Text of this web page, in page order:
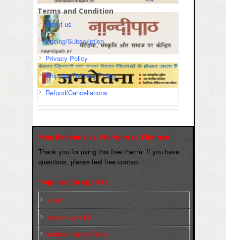
Terms and Condition
About us
Pricing/Subscription
Privacy Policy
Shipping/Delivery Policy
Refund/Cancellations
Max Responsive Wordpress Themse
Thank you for using this free theme. If you have
questions, please feel free contact.
Popular Categories
Slider
कारख़ाना इलाक़ों से
फ़ासीवाद / साम्‍प्रदायिकता